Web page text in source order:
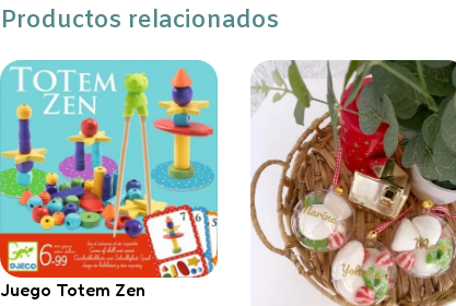
Productos relacionados
Juego Totem Zen